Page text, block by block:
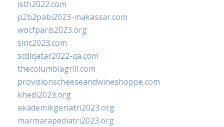
isth2022.com
p2b2pabi2023-makassar.com
wocfparis2023.org
sinc2023.com
scdlqatar2022-qa.com
thecolumbiagrill.com
provisionscheeseandwineshoppe.com
khedi2023.org
akademikgeriatri2023.org
marmarapediatri2023.org